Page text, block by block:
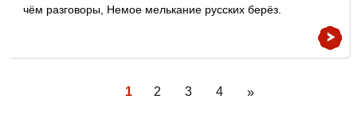
чём разговоры, Немое мелькание русских берёз.
1 2 3 4 »